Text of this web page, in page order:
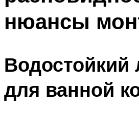
нюансы
Водостойкий
для ванной